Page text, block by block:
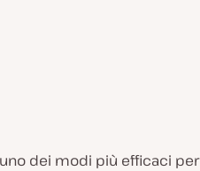
dei modi più efficaci per